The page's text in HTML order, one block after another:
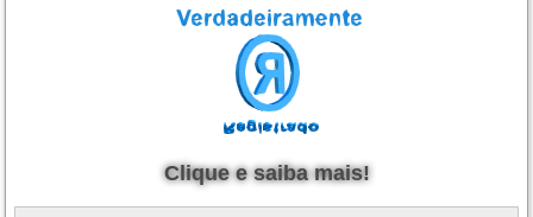
Clique e saiba mais!